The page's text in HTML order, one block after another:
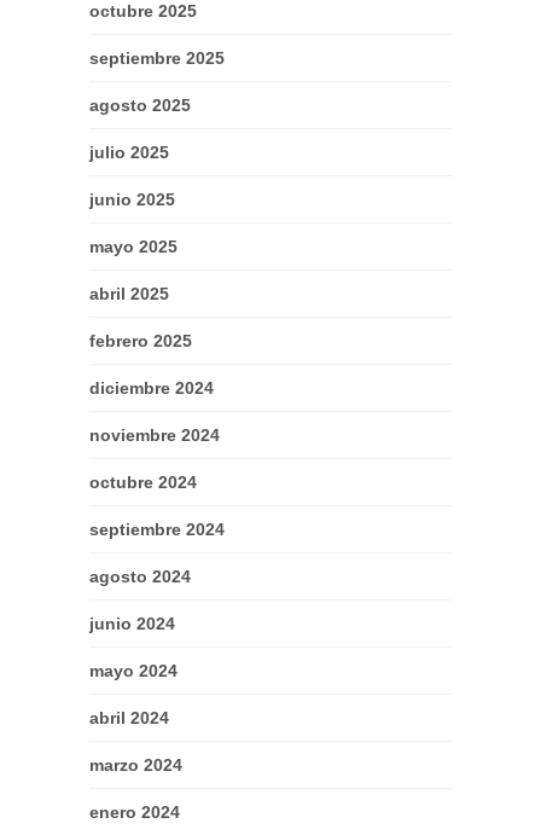
octubre 2025
septiembre 2025
agosto 2025
julio 2025
junio 2025
mayo 2025
abril 2025
febrero 2025
diciembre 2024
noviembre 2024
octubre 2024
septiembre 2024
agosto 2024
junio 2024
mayo 2024
abril 2024
marzo 2024
enero 2024